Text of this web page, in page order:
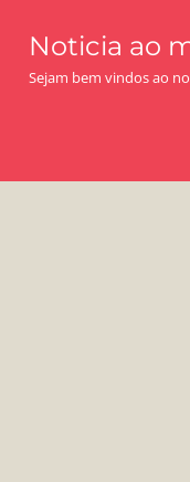
content
Noticia ao
Sejam bem vindos ao